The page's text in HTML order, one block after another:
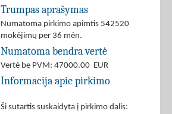
Trumpas aprašymas
Numatoma pirkimo apimtis 542520
mokėjimų per 36 mėn.
Numatoma bendra vertė
Vertė be PVM: 47000.00 EUR
Informacija apie pirkimo
Ši sutartis suskaidyta į pirkimo dalis: